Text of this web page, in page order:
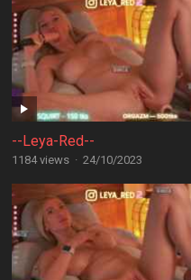
--Leya-Red--
1184 views · 24/10/2023